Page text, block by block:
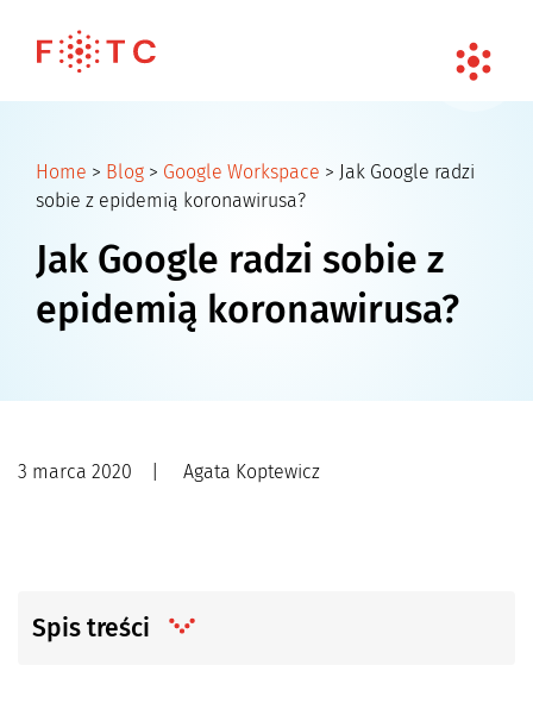
Home > Blog > Google Workspace > Jak Google radzi
sobie z epidemią koronawirusa?
Jak Google radzi sobie z
epidemią koronawirusa?
3 marca 2020 Agata Koptewicz
Spis treści